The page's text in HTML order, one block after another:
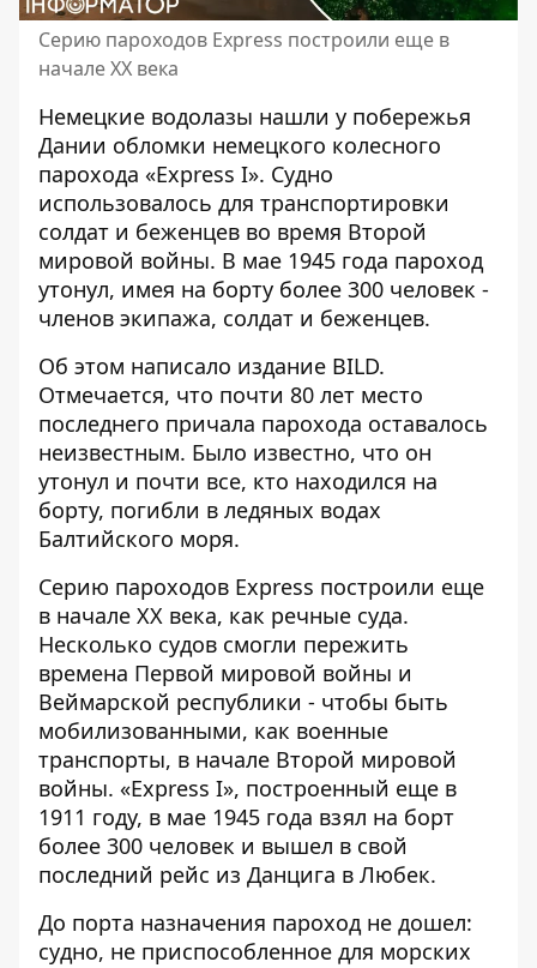
Серию пароходов Express построили еще в
начале XX века
Немецкие водолазы нашли у побережья
Дании обломки немецкого колесного
парохода «Express I». Судно
использовалось для транспортировки
солдат и беженцев во время Второй
мировой войны. В мае 1945 года пароход
утонул, имея на борту более 300 человек -
членов экипажа, солдат и беженцев.
Об этом написало издание BILD.
Отмечается, что почти 80 лет место
последнего причала парохода оставалось
неизвестным. Было известно, что он
утонул и почти все, кто находился на
борту, погибли в ледяных водах
Балтийского моря.
Серию пароходов Express построили еще
в начале XX века, как речные суда.
Несколько судов смогли пережить
времена Первой мировой войны и
Веймарской республики - чтобы быть
мобилизованными, как военные
транспорты, в начале Второй мировой
войны. «Express I», построенный еще в
1911 году, в мае 1945 года взял на борт
более 300 человек и вышел в свой
последний рейс из Данцига в Любек.
До порта назначения пароход не дошел:
судно, не приспособленное для морских